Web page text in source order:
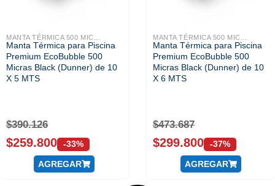
MANTA TÉRMICA 500 MIC...
Manta Térmica para Piscina
Premium EcoBubble 500
Micras Black (Dunner) de 10
X 5 MTS
$390.126
$259.800 -33%
AGREGAR
MANTA TÉRMICA 500 MIC...
Manta Térmica para Piscina
Premium EcoBubble 500
Micras Black (Dunner) de 10
X 6 MTS
$473.687
$299.800 -37%
AGREGAR